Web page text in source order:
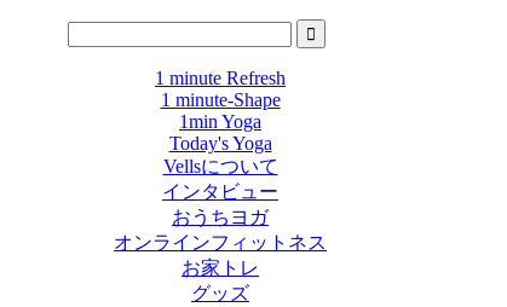
1 minute Refresh
1 minute-Shape
1min Yoga
Today's Yoga
Vellsについて
インタビュー
おうちヨガ
オンラインフィットネス
お家トレ
グッズ